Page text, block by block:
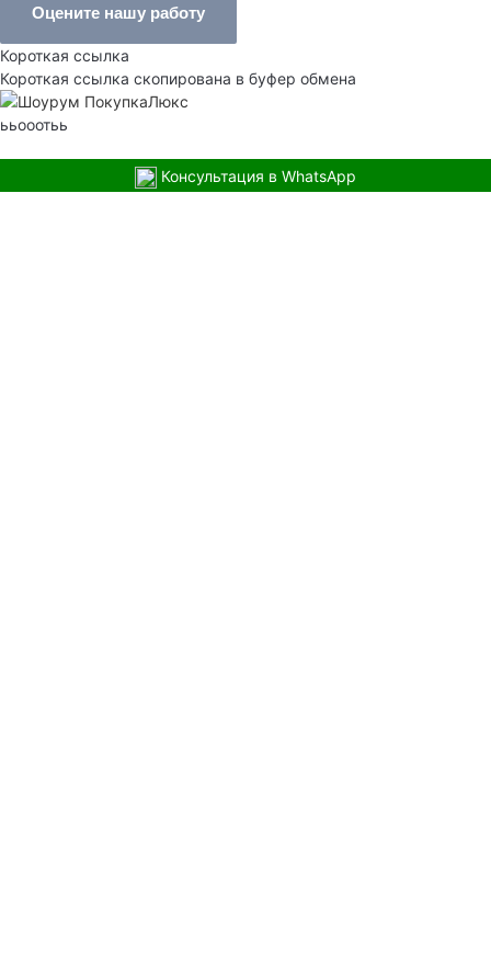
Оцените нашу работу
Короткая ссылка
Короткая ссылка скопирована в буфер обмена
ььооотьь
Консультация в WhatsApp